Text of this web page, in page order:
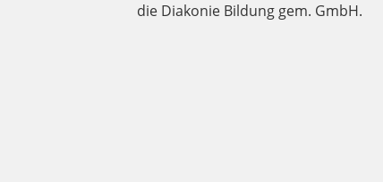
die Diakonie Bildung gem. GmbH.